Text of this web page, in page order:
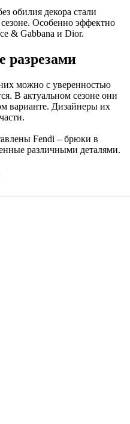
обилия декора стали
Особенно эффектно
& Gabbana и Dior.
разрезами
можно с уверенностью
В актуальном сезоне они
варианте. Дизайнеры их
Fendi – брюки в
различными деталями.